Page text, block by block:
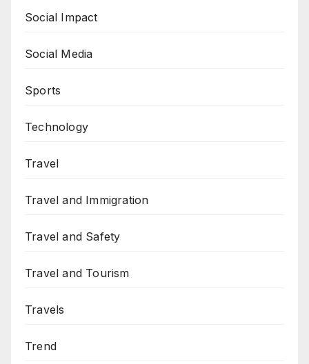
Social Impact
Social Media
Sports
Technology
Travel
Travel and Immigration
Travel and Safety
Travel and Tourism
Travels
Trend